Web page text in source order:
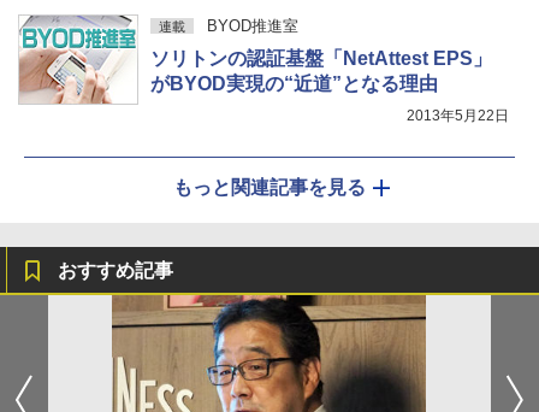
連載 BYOD推進室
ソリトンの認証基盤「NetAttest EPS」
がBYOD実現の“近道”となる理由
2013年5月22日
もっと関連記事を見る
おすすめ記事